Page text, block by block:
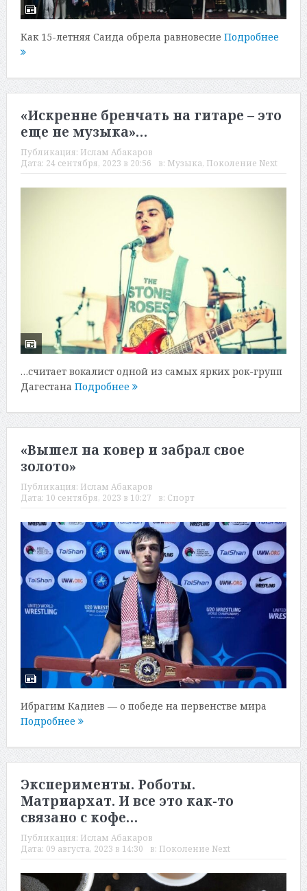
Как 15-летняя Саида обрела равновесие Подробнее
«Искренне бренчать на гитаре – это
еще не музыка»…
Публикация: Ислам Абакаров
Дата: 24 сентября, 2023 в 20:56 в: Музыка, Поколение Next
…считает вокалист одной из самых ярких рок-групп
Дагестана Подробнее
«Вышел на ковер и забрал свое
золото»
Публикация: Ислам Абакаров
Дата: 10 сентября, 2023 в 10:27 в: Спорт
Ибрагим Кадиев — о победе на первенстве мира
Подробнее
Эксперименты. Роботы.
Матриархат. И все это как-то
связано с кофе…
Публикация: Ислам Абакаров
Дата: 09 августа, 2023 в 14:30 в: Поколение Next